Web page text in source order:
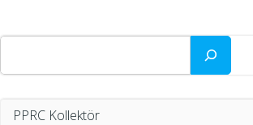
Ara
PPRC Kollektör